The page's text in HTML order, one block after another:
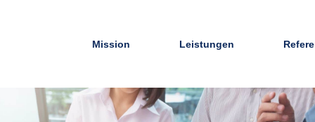
Mission Leistungen